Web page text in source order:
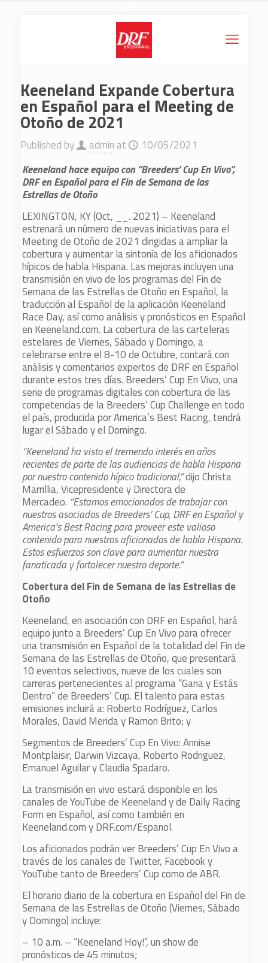
Keeneland Expande Cobertura
en Español para el Meeting de
Otoño de 2021
Published by admin at
10/05/2021
Keeneland hace equipo con “Breeders’ Cup En Vivo”,
DRF en Español para el Fin de Semana de las
Estrellas de Otoño
LEXINGTON, KY (Oct, __. 2021) – Keeneland
estrenará un número de nuevas iniciativas para el
Meeting de Otoño de 2021 dirigidas a ampliar la
cobertura y aumentar la sintonía de los aficionados
hípicos de habla Hispana. Las mejoras incluyen una
transmisión en vivo de los programas del Fin de
Semana de las Estrellas de Otoño en Español, la
traducción al Español de la aplicación Keeneland
Race Day, así como análisis y pronósticos en Español
en Keeneland.com. La cobertura de las carteleras
estelares de Viernes, Sábado y Domingo, a
celebrarse entre el 8-10 de Octubre, contará con
análisis y comentarios expertos de DRF en Español
durante estos tres días. Breeders’ Cup En Vivo, una
serie de programas digitales con cobertura de las
competencias de la Breeders’ Cup Challenge en todo
el país, producida por America’s Best Racing, tendrá
lugar el Sábado y el Domingo.
“Keeneland ha visto el tremendo interés en años
recientes de parte de las audiencias de habla Hispana
por nuestro contenido hípico tradicional,”dijo Christa
Marrillia, Vicepresidente y Directora de
Mercadeo. “Estamos emocionados de trabajar con
nuestros asociados de Breeders’ Cup, DRF en Español y
America’s Best Racing para proveer este valioso
contenido para nuestros aficionados de habla Hispana.
Estos esfuerzos son clave para aumentar nuestra
fanaticada y fortalecer nuestro deporte.”
Cobertura del Fin de Semana de las Estrellas de
Otoño
Keeneland, en asociación con DRF en Español, hará
equipo junto a Breeders’ Cup En Vivo para ofrecer
una transmisión en Español de la totalidad del Fin de
Semana de las Estrellas de Otoño, que presentará
10 eventos selectivos, nueve de los cuales son
carreras pertenecientes al programa “Gana y Estás
Dentro” de Breeders’ Cup. El talento para estas
emisiones incluirá a: Roberto Rodríguez, Carlos
Morales, David Merida y Ramon Brito; y
Segmentos de Breeders’ Cup En Vivo: Annise
Montplaisir, Darwin Vizcaya, Roberto Rodriguez,
Emanuel Aguilar y Claudia Spadaro.
La transmisión en vivo estará disponible en los
canales de YouTube de Keeneland y de Daily Racing
Form en Español, así como también en
Keeneland.com y DRF.com/Espanol.
Los aficionados podrán ver Breeders’ Cup En Vivo a
través de los canales de Twitter, Facebook y
YouTube tanto de Breeders’ Cup como de ABR.
El horario diario de la cobertura en Español del Fin de
Semana de las Estrellas de Otoño (Viernes, Sábado
y Domingo) incluye:
– 10 a.m. – “Keeneland Hoy!”, un show de
pronósticos de 45 minutos;